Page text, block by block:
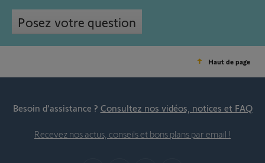
Posez votre question
Haut de page
Besoin d’assistance ? Consultez nos vidéos, notices et FAQ
Recevez nos actus, conseils et bons plans par email !